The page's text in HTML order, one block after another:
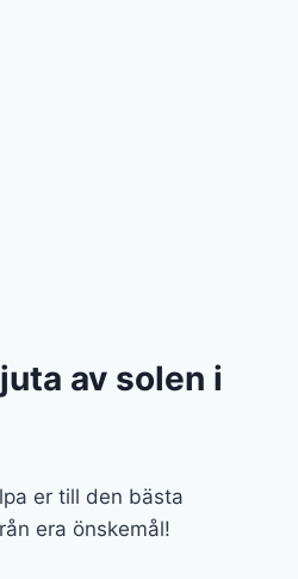
av solen i
er till den bästa
era önskemål!